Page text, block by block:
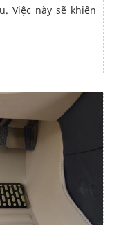
Việc này sẽ khiến